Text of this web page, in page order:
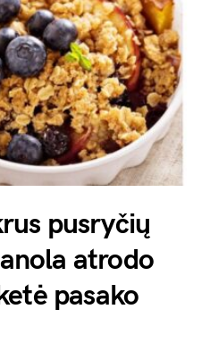
pusryčių
atrodo
pasako